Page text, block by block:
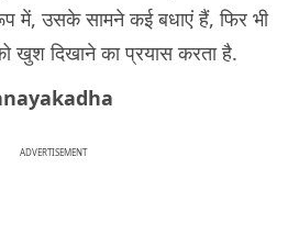
में, उसके सामने कई बधाएं हैं, फिर भी
खुश दिखाने का प्रयास करता है.
ADVERTISEMENT